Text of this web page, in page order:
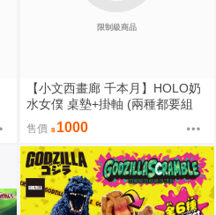
限制級商品
【小文西畫廊 千本月】HOLO奶
水女僕 桌墊+掛軸 (兩種都要組
合) 桌墊 滑鼠墊 70*40 掛軸 50*7
0 R18【FF47場前預購】{宅即
門}
售價 1000